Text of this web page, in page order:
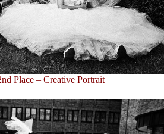
Place – Creative Portrait